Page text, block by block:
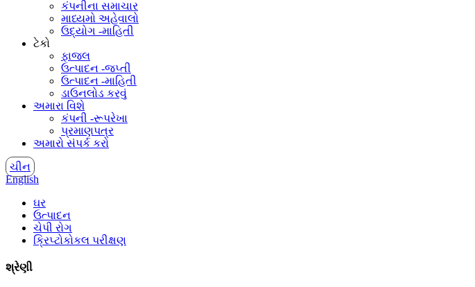
કંપનીના સમાચાર
માધ્યમો અહેવાલો
ઉદ્યોગ -માહિતી
ટેકો
ફાજલ
ઉત્પાદન -જપ્તી
ઉત્પાદન -માહિતી
ડાઉનલોડ કરવું
અમારા વિશે
કંપની -રૂપરેખા
પ્રમાણપત્ર
અમારો સંપર્ક કરો
ચીન
English
ઘર
ઉત્પાદન
ચેપી રોગ
ક્રિપ્ટોકોકલ પરીક્ષણ
શ્રેણી